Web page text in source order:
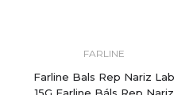
FARLINE
Farline Bals Rep Nariz Lab
15G Farline Báls Rep Nariz